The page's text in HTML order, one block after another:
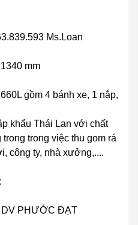
Ms.Loan
mm
gồm 4 bánh xe, 1 nắp,
khẩu Thái Lan với chất
trong việc thu gom rá
công ty, nhà xưởng,....
DV PHƯỚC ĐẠT